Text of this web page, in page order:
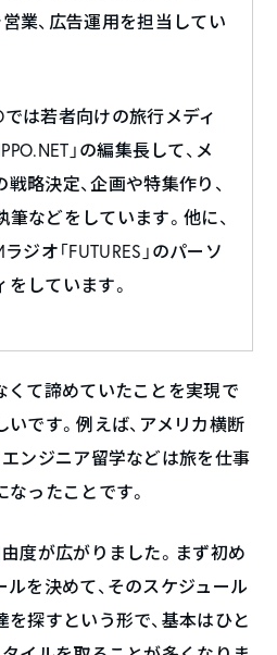
営業、広告運用を担当してい
では若者向けの旅行メディ
」の編集長して、メ
戦略決定、企画や特集作り、
筆などをしています。他に、
ジオ「FUTURES」のパーソ
をしています。
くて諦めていたことを実現で
です。例えば、アメリカ横断
ンジニア留学などは旅を仕事
ったことです。
度が広がりました。まず初め
を決めて、そのスケジュール
探すという形で、基本はひと